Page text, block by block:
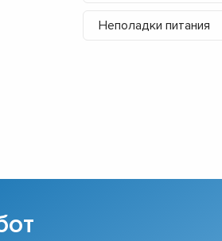
Неполадки питания